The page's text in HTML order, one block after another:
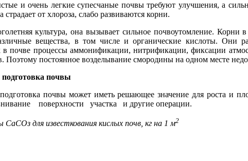
и очень легкие супесчаные поч­вы требуют улучшения, а
страдает от хлороза, слабо раз­виваются корни.
культура, она вызывает сильное почвоутомление.
вещества, в том числе и органические кислоты. Они
почве процессы аммонификации, ни­трификации, фиксации
Поэтому постоянное возделывание смородины на одном месте
почвы
почвы может иметь ре­шающее значение для роста и
поверхности участка и другие операции.
СаСОз для известкования кислых почв, кг на 1 м2